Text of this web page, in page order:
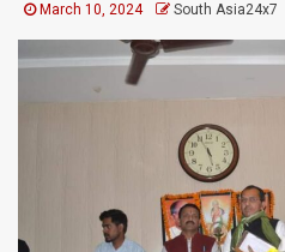
March 10, 2024 South Asia24x7